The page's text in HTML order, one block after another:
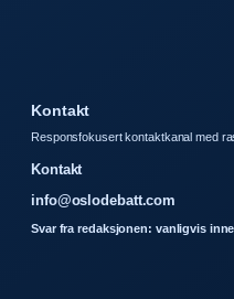
Kontakt
Responsfokusert kontaktkanal med
Kontakt
info@oslodebatt.com
Svar fra redaksjonen: vanligvis